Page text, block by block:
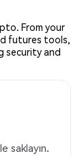
From your
futures tools,
security and
saklayın.